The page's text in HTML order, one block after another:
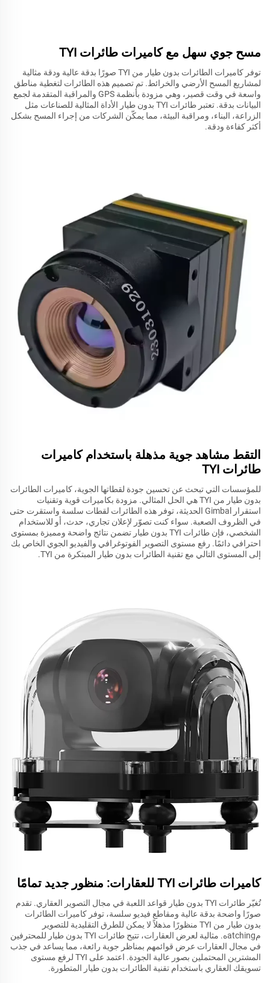
مسح جوي سهل مع كاميرات طائرات TYI
توفر كاميرات الطائرات بدون طيار من TYI صورًا بدقة عالية ودقة مثالية
لمشاريع المسح الأرضي والخرائط. تم تصميم هذه الطائرات لتغطية مناطق
واسعة في وقت قصير، وهي مزودة بأنظمة GPS والمراقبة المتقدمة لجمع
البيانات بدقة. تعتبر طائرات TYI بدون طيار الأداة المثالية للصناعات مثل
الزراعة، البناء، ومراقبة البيئة، مما يمكّن الشركات من إجراء المسح بشكل
أكثر كفاءة ودقة.
التقط مشاهد جوية مذهلة باستخدام كاميرات
طائرات TYI
للمؤسسات التي تبحث عن تحسين جودة لقطاتها الجوية، كاميرات الطائرات
بدون طيار من TYI هي الحل المثالي. مزودة بكاميرات قوية وتقنيات
استقرار Gimbal الحديثة، توفر هذه الطائرات لقطات سلسة واستقرت حتى
في الظروف الصعبة. سواء كنت تصوّر لإعلان تجاري، حدث، أو للاستخدام
الشخصي، فإن طائرات TYI بدون طيار تضمن نتائج واضحة ومميزة بمستوى
احترافي دائمًا. رفع مستوى التصوير الفوتوغرافي والفيديو الجوي الخاص بك
إلى المستوى التالي مع تقنية الطائرات بدون طيار المبتكرة من TYI.
كاميرات طائرات TYI للعقارات: منظور جديد تمامًا
تُغيّر طائرات TYI بدون طيار قواعد اللعبة في مجال التصوير العقاري. تقدم
صورًا واضحة بدقة عالية ومقاطع فيديو سلسة، توفر كاميرات الطائرات
بدون طيار من TYI منظورًا مذهلاً لا يمكن للطرق التقليدية للتصوير
مatchingه. مثالية لعرض العقارات، تتيح طائرات TYI بدون طيار للمحترفين
في مجال العقارات عرض قوائمهم بمناظر جوية رائعة، مما يساعد في جذب
المشترين المحتملين بصور عالية الجودة. اعتمد على TYI لرفع مستوى
تسويقك العقاري باستخدام تقنية الطائرات بدون طيار المتطورة.